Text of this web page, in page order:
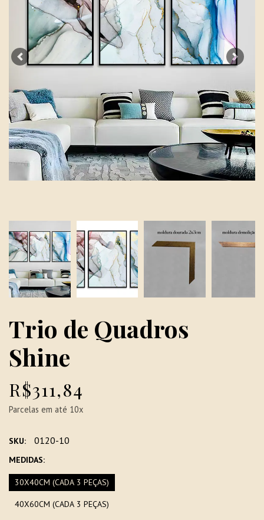
Previous Next
Trio de Quadros
Shine
R$311,84
Parcelas em até 10x
SKU: 0120-10
MEDIDAS:
30X40CM (CADA 3 PEÇAS)
40X60CM (CADA 3 PEÇAS)